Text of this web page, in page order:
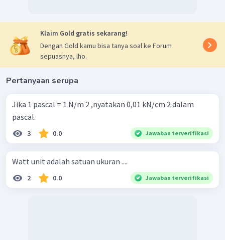
Klaim Gold gratis sekarang!
Dengan Gold kamu bisa tanya soal ke Forum
sepuasnya, lho.
Pertanyaan serupa
Jika 1 pascal = 1 N/m 2 ,nyatakan 0,01 kN/cm 2 dalam
pascal.
3 0.0 Jawaban terverifikasi
Watt unit adalah satuan ukuran ....
2 0.0 Jawaban terverifikasi